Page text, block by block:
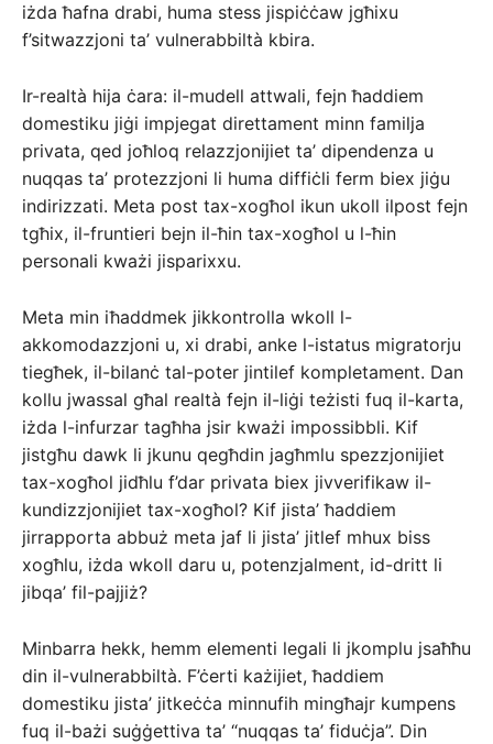
iżda ħafna drabi, huma stess jispiċċaw jgħixu
f’sitwazzjoni ta’ vulnerabbiltà kbira.
Ir-realtà hija ċara: il-mudell attwali, fejn ħaddiem
domestiku jiġi impjegat direttament minn familja
privata, qed joħloq relazzjonijiet ta’ dipendenza u
nuqqas ta’ protezzjoni li huma diffiċli ferm biex jiġu
indirizzati. Meta post tax-xogħol ikun ukoll ilpost fejn
tgħix, il-fruntieri bejn il-ħin tax-xogħol u l-ħin
personali kważi jisparixxu.
Meta min iħaddmek jikkontrolla wkoll l-
akkomodazzjoni u, xi drabi, anke l-istatus migratorju
tiegħek, il-bilanċ tal-poter jintilef kompletament. Dan
kollu jwassal għal realtà fejn il-liġi teżisti fuq il-karta,
iżda l-infurzar tagħha jsir kważi impossibbli. Kif
jistgħu dawk li jkunu qegħdin jagħmlu spezzjonijiet
tax-xogħol jidħlu f’dar privata biex jivverifikaw il-
kundizzjonijiet tax-xogħol? Kif jista’ ħaddiem
jirrapporta abbuż meta jaf li jista’ jitlef mhux biss
xogħlu, iżda wkoll daru u, potenzjalment, id-dritt li
jibqa’ fil-pajjiż?
Minbarra hekk, hemm elementi legali li jkomplu jsaħħu
din il-vulnerabbiltà. F’ċerti każijiet, ħaddiem
domestiku jista’ jitkeċċa minnufih mingħajr kumpens
fuq il-bażi suġġettiva ta’ “nuqqas ta’ fiduċja”. Din